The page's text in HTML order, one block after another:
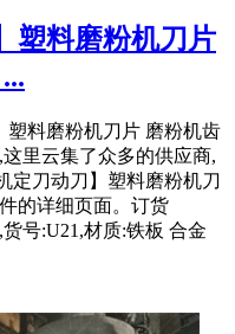
塑料磨粉机刀片
塑料磨粉机刀片 磨粉机齿
里云集了众多的供应商,
定刀动刀】塑料磨粉机刀
的详细页面。订货
号:U21,材质:铁板 合金